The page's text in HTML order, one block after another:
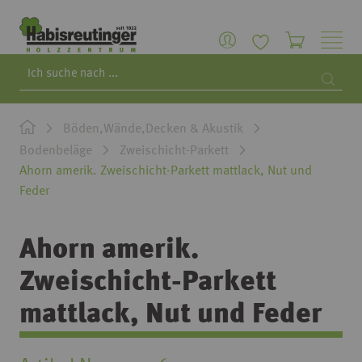
Böden,Wände,Decken & Akustik
Bodenbeläge
Zweischicht-Parkett
Ahorn amerik. Zweischicht-Parkett mattlack, Nut und
Feder
Ahorn amerik.
Zweischicht-Parkett
mattlack, Nut und Feder